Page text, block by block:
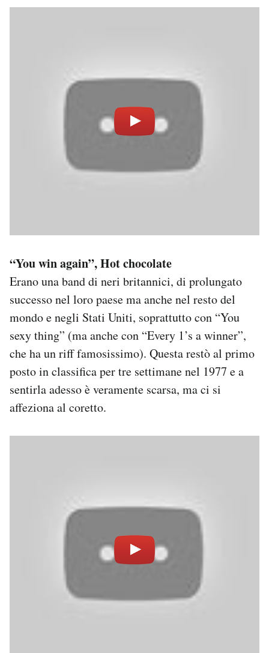
“You win again”, Hot chocolate
Erano una band di neri britannici, di prolungato
successo nel loro paese ma anche nel resto del
mondo e negli Stati Uniti, soprattutto con “You
sexy thing” (ma anche con “Every 1’s a winner”,
che ha un riff famosissimo). Questa restò al primo
posto in classifica per tre settimane nel 1977 e a
sentirla adesso è veramente scarsa, ma ci si
affeziona al coretto.